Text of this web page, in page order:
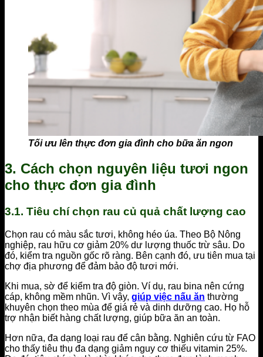
Tối ưu lên thực đơn gia đình cho bữa ăn ngon
3. Cách chọn nguyên liệu tươi ngon
cho thực đơn gia đình
3.1. Tiêu chí chọn rau củ quả chất lượng cao
Chọn rau có màu sắc tươi, không héo úa. Theo Bộ Nông
nghiệp, rau hữu cơ giảm 20% dư lượng thuốc trừ sâu. Do
đó, kiểm tra nguồn gốc rõ ràng. Bên cạnh đó, ưu tiên mua tại
chợ địa phương để đảm bảo độ tươi mới.
Khi mua, sờ để kiểm tra độ giòn. Ví dụ, rau bina nên cứng
cáp, không mềm nhũn. Vì vậy, giúp việc nấu ăn thường
khuyên chọn theo mùa để giá rẻ và dinh dưỡng cao. Họ hỗ
trợ nhận biết hàng chất lượng, giúp bữa ăn an toàn.
Hơn nữa, đa dạng loại rau để cân bằng. Nghiên cứu từ FAO
cho thấy tiêu thụ đa dạng giảm nguy cơ thiếu vitamin 25%.